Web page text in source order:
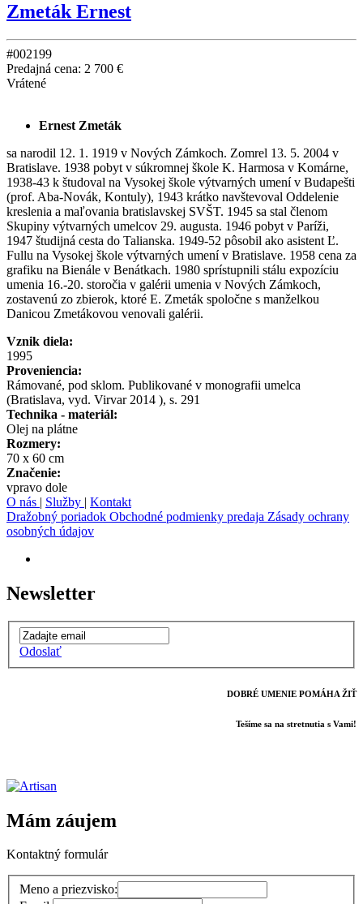
Zmeták Ernest
#002199
Predajná cena: 2 700 €
Vrátené
Ernest Zmeták
sa narodil 12. 1. 1919 v Nových Zámkoch. Zomrel 13. 5. 2004 v
Bratislave. 1938 pobyt v súkromnej škole K. Harmosa v Komárne,
1938-43 k študoval na Vysokej škole výtvarných umení v Budapešti
(prof. Aba-Novák, Kontuly), 1943 krátko navštevoval Oddelenie
kreslenia a maľovania bratislavskej SVŠT. 1945 sa stal členom
Skupiny výtvarných umelcov 29. augusta. 1946 pobyt v Paríži,
1947 študijná cesta do Talianska. 1949-52 pôsobil ako asistent Ľ.
Fullu na Vysokej škole výtvarných umení v Bratislave. 1958 cena za
grafiku na Bienále v Benátkach. 1980 sprístupnili stálu expozíciu
umenia 16.-20. storočia v galérii umenia v Nových Zámkoch,
zostavenú zo zbierok, ktoré E. Zmeták spoločne s manželkou
Danicou Zmetákovou venovali galérii.
Vznik diela:
1995
Proveniencia:
Rámované, pod sklom. Publikované v monografii umelca
(Bratislava, vyd. Virvar 2014 ), s. 291
Technika - materiál:
Olej na plátne
Rozmery:
70 x 60 cm
Značenie:
vpravo dole
O nás | Služby | Kontakt
Dražobný poriadok Obchodné podmienky predaja Zásady ochrany
osobných údajov
Newsletter
Odoslať
DOBRÉ UMENIE POMÁHA ŽIŤ
Tešíme sa na stretnutia s Vami!
Mám záujem
Kontaktný formulár
Meno a priezvisko: